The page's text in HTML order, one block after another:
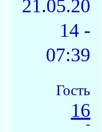
21.05.20
14 -
07:39
Гость
16
-